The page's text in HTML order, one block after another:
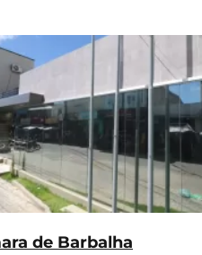
de Barbalha